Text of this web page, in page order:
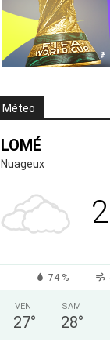
Méteo
LOMÉ
Nuageux
74 %
VEN
27°
SAM
28°